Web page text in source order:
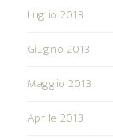
Luglio 2013
Giugno 2013
Maggio 2013
Aprile 2013